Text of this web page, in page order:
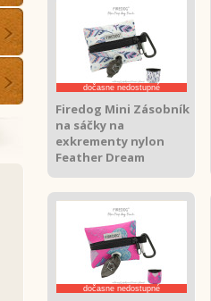
dočasne nedostupné
Firedog Mini Zásobník
na sáčky na
exkrementy nylon
Feather Dream
dočasne nedostupné